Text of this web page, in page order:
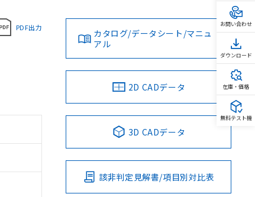
PDF出力
カタログ/データシート/マニュ
アル
2D CADデータ
3D CADデータ
該非判定見解書/項目別対比表
お問い合わせ
ダウンロード
在庫・価格
無料テスト機